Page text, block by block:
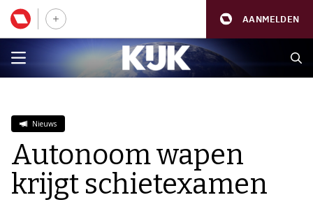
AANMELDEN
Nieuws
Autonoom wapen
krijgt schietexamen